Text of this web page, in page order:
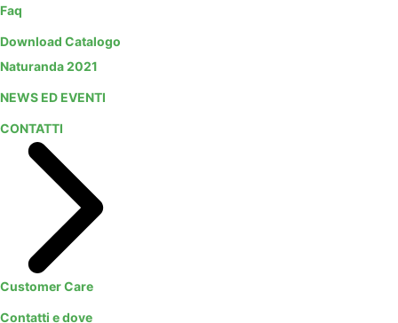
Faq
Download Catalogo
Naturanda 2021
NEWS ED EVENTI
CONTATTI
Customer Care
Contatti e dove